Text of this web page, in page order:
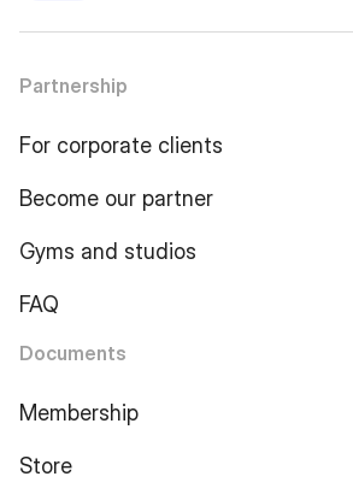
Partnership
For corporate clients
Become our partner
Gyms and studios
FAQ
Documents
Membership
Store